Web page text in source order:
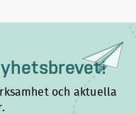
och aktuella